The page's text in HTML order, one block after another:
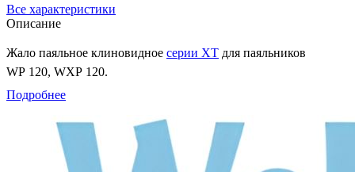
Все характеристики
Описание
Жало паяльное клиновидное серии XT для паяльников
WP 120, WXP 120.
Характеристики
T0054474099
Номенклатура
XT ASL
Подробнее